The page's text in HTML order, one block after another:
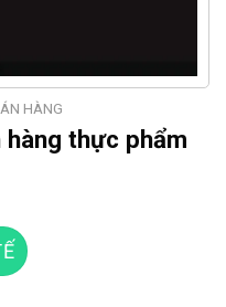
HÀNG
thực phẩm